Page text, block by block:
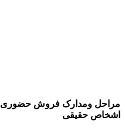
مراحل ومدارک فروش حضوری
اشخاص حقیقی